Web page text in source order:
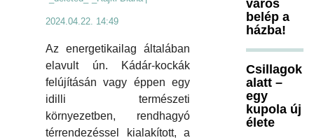
2024.04.22. 14:49
Az energetikailag általában
elavult ún. Kádár-kockák
felújításán vagy éppen egy
idilli természeti
környezetben, rendhagyó
térrendezéssel kialakított, a
város
belép a
házba!
Csillagok
alatt –
egy
kupola új
élete